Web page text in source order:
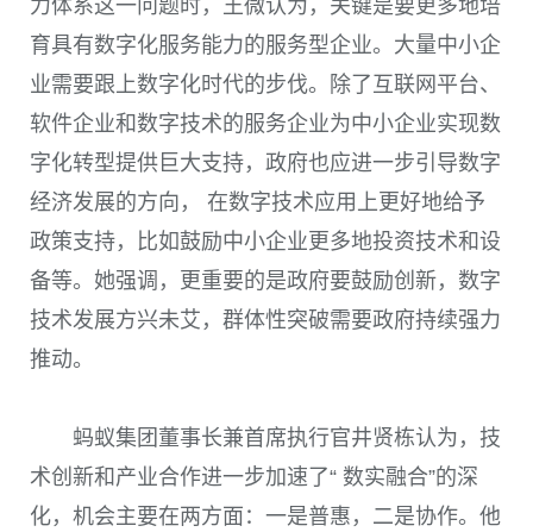
力体系这一问题时，王微认为，关键是要更多地培
育具有数字化服务能力的服务型企业。大量中小企
业需要跟上数字化时代的步伐。除了互联网平台、
软件企业和数字技术的服务企业为中小企业实现数
字化转型提供巨大支持，政府也应进一步引导数字
经济发展的方向， 在数字技术应用上更好地给予
政策支持，比如鼓励中小企业更多地投资技术和设
备等。她强调，更重要的是政府要鼓励创新，数字
技术发展方兴未艾，群体性突破需要政府持续强力
推动。
蚂蚁集团董事长兼首席执行官井贤栋认为，技
术创新和产业合作进一步加速了“ 数实融合”的深
化，机会主要在两方面：一是普惠，二是协作。他